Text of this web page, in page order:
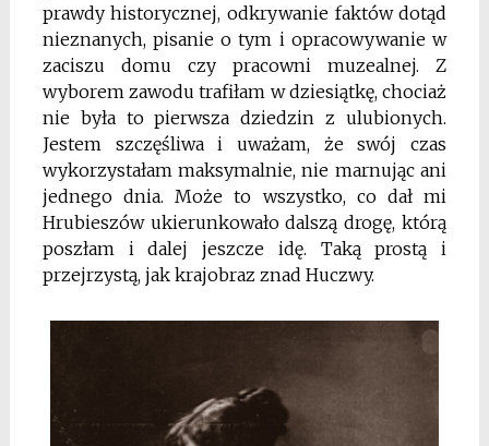
prawdy historycznej, odkrywanie faktów do­tąd
nieznanych, pisanie o tym i opracowywanie w
zaciszu domu czy pracowni muzeal­nej. Z
wyborem zawodu trafiłam w dziesiątkę, chociaż
nie była to pierwsza dziedzin z ulubionych.
Jestem szczęśliwa i uważam, że swój czas
wykorzystałam maksymalnie, nie marnując ani
jednego dnia. Może to wszystko, co dał mi
Hrubieszów ukierunkowało dalszą drogę, którą
poszłam i dalej jeszcze idę. Taką prostą i
przejrzystą, jak krajobraz znad Huczwy.